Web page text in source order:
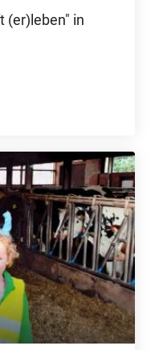
(er)leben" in